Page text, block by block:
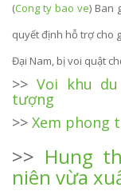
(Cong ty bao ve) Ban
quyết định hỗ trợ cho
Đại Nam, bị voi quật
>> Voi khu
tượng
>> Xem phong
>> Hung
niên vừa